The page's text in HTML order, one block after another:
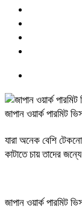
জাপান ওয়ার্ক পারমিট
যারা অনেক বেশি
কাটাতে চায় তাদের
জাপান ওয়ার্ক পারমিট